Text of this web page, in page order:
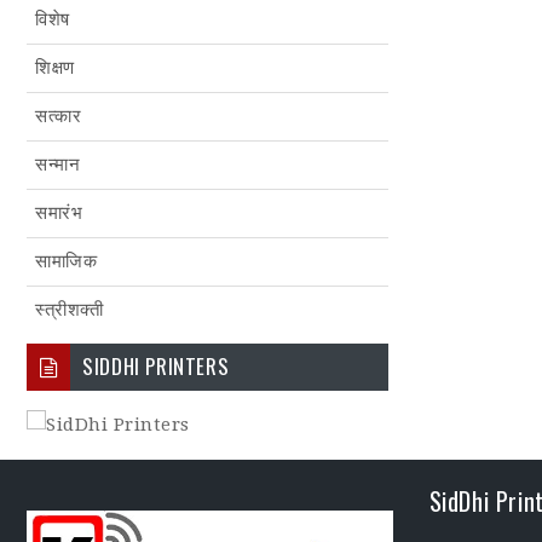
विशेष
शिक्षण
सत्कार
सन्मान
समारंभ
सामाजिक
स्त्रीशक्ती
SIDDHI PRINTERS
SidDhi